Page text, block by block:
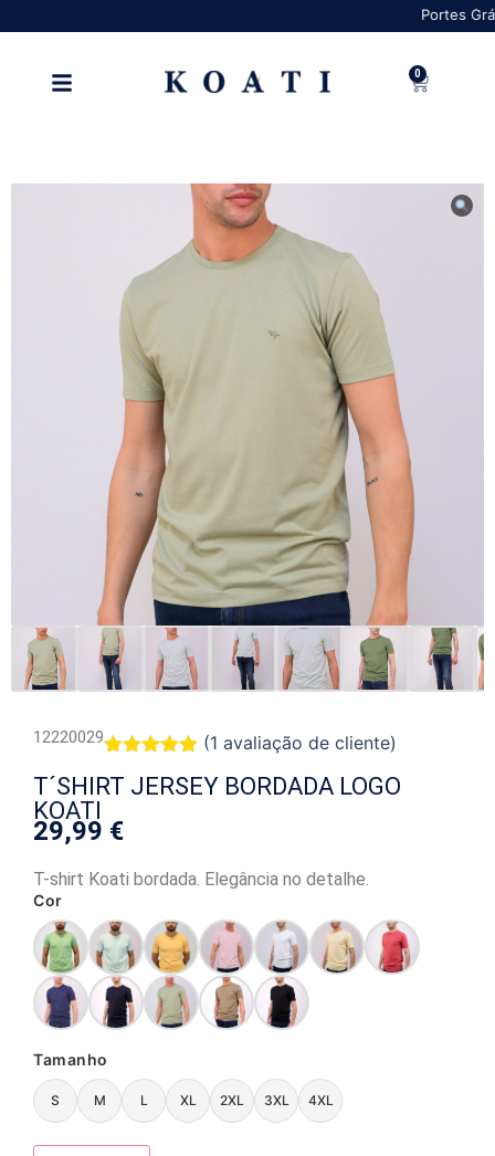
Portes Grátis
0
12220029
com 5.00
base em
classificação
(1 avaliação de cliente)
T´SHIRT JERSEY BORDADA LOGO
KOATI
29,99 €
T-shirt Koati bordada. Elegância no detalhe.
Cor
Tamanho
S M L XL 2XL 3XL 4XL